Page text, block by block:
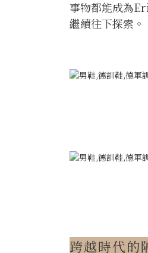
事物都能成為
繼續往下探索。
跨越時代的